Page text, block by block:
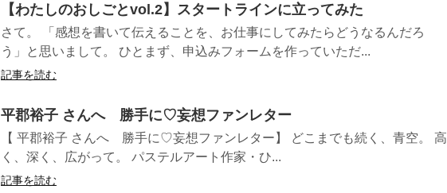
【わたしのおしごとvol.2】スタートラインに立ってみた
さて。 「感想を書いて伝えることを、お仕事にしてみたらどうなるんだろ
う」と思いまして。 ひとまず、申込みフォームを作っていただ...
記事を読む
平郡裕子 さんへ 勝手に♡妄想ファンレター
【 平郡裕子 さんへ 勝手に♡妄想ファンレター】 どこまでも続く、青空。 高
く、深く、広がって。 パステルアート作家・ひ...
記事を読む